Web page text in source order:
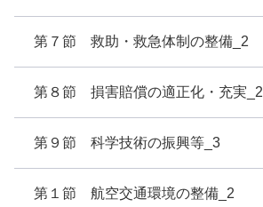
第７節 救助・救急体制の整備_2
第８節 損害賠償の適正化・充実_2
第９節 科学技術の振興等_3
第１節 航空交通環境の整備_2